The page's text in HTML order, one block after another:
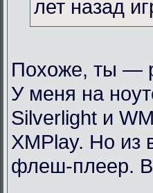
лет назад
Похоже, ты —
У меня на
Silverlight и
XMPlay. Но из
флеш-плеер.